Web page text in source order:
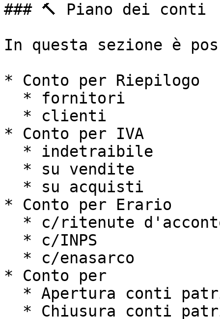
### 🔨 Piano dei conti
In questa sezione è
* Conto per Riepilogo
* Conto per IVA
* Conto per Erario
* Conto per